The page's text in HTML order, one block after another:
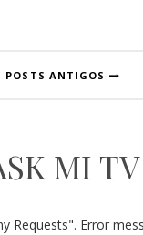
POSTS ANTIGOS
MI TV
Requests". Error